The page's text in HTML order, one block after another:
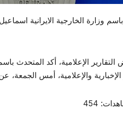
وزارة الخارجية الايرانية
الإعلامية، أكد المتحدث
والإعلامية، أمس
454